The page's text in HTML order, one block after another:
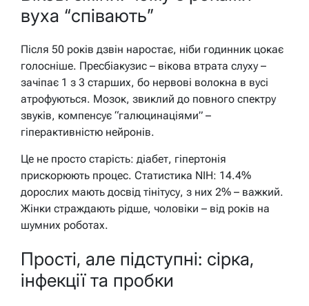
вуха “співають”
Після 50 років дзвін наростає, ніби годинник цокає
голосніше. Пресбіакузис – вікова втрата слуху –
зачіпає 1 з 3 старших, бо нервові волокна в вусі
атрофуються. Мозок, звиклий до повного спектру
звуків, компенсує “галюцинаціями” –
гіперактивністю нейронів.
Це не просто старість: діабет, гіпертонія
прискорюють процес. Статистика NIH: 14.4%
дорослих мають досвід тінітусу, з них 2% – важкий.
Жінки страждають рідше, чоловіки – від років на
шумних роботах.
Прості, але підступні: сірка,
інфекції та пробки